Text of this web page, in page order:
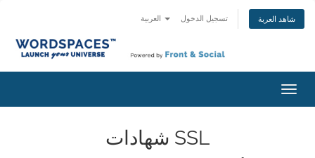
تسجيل الدخول شاهد العربة
تبديل
التنقل
شهادات SSL